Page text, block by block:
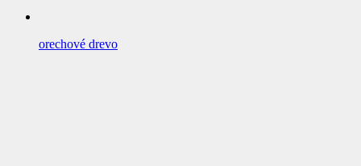
orechové drevo